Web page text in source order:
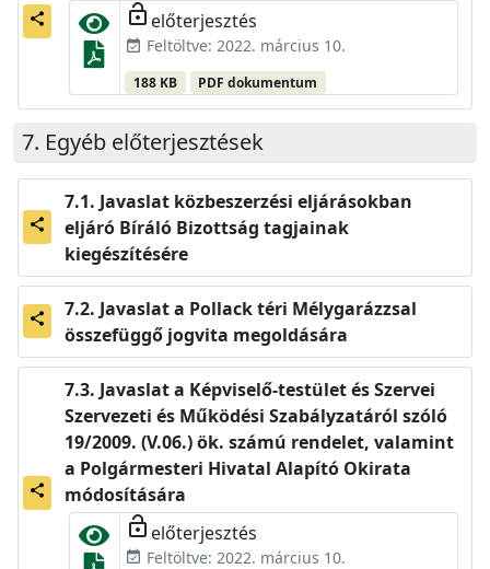
share lock_open előterjesztés
event_available Feltöltve: 2022. március 10.
188 KB PDF dokumentum
Egyéb előterjesztések
share
Javaslat közbeszerzési eljárásokban
eljáró Bíráló Bizottság tagjainak
kiegészítésére
share
Javaslat a Pollack téri Mélygarázzsal
összefüggő jogvita megoldására
share
Javaslat a Képviselő-testület és Szervei
Szervezeti és Működési Szabályzatáról szóló
19/2009. (V.06.) ök. számú rendelet, valamint
a Polgármesteri Hivatal Alapító Okirata
módosítására
lock_open előterjesztés
event_available Feltöltve: 2022. március 10.